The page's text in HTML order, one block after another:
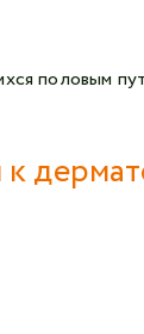
половым